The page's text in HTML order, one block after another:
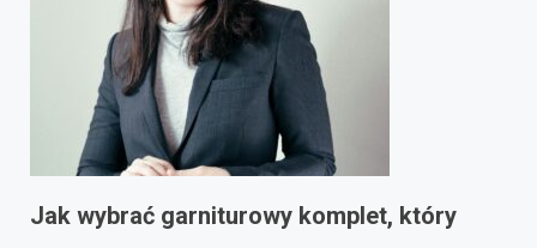
Jak wybrać garniturowy komplet, który